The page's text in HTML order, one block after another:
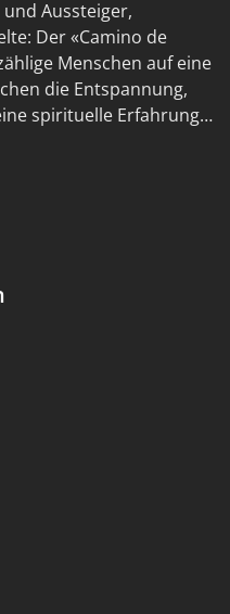
Aussteiger,
Der «Camino de
Menschen auf eine
die Entspannung,
spirituelle Erfahrung.
sich die Wege
Jakobsweg um weit
Zwischen schönen
glückliche und